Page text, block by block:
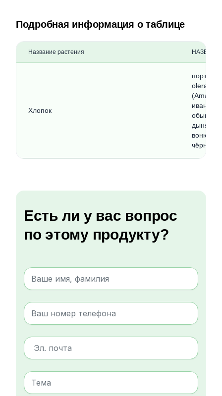
Подробная информация о таблице
Название растения
Хлопок
иван-
дыня
вонючий
чёрный
Есть ли у вас вопрос
по этому продукту?